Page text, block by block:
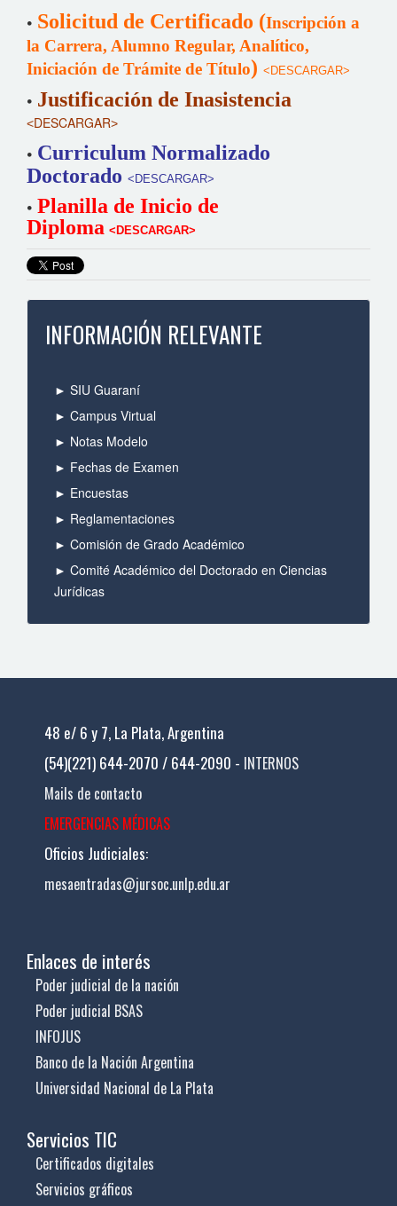
• Solicitud de Certificado (Inscripción a
la Carrera, Alumno Regular, Analítico,
Iniciación de Trámite de Título) ˂DESCARGAR˃
• Justificación de Inasistencia
˂DESCARGAR˃
• Curriculum Normalizado
Doctorado ˂DESCARGAR˃
• Planilla de Inicio de
Diploma ˂DESCARGAR˃
INFORMACIÓN RELEVANTE
► SIU Guaraní
► Campus Virtual
► Notas Modelo
► Fechas de Examen
► Encuestas
► Reglamentaciones
► Comisión de Grado Académico
► Comité Académico del Doctorado en Ciencias
Jurídicas
48 e/ 6 y 7, La Plata, Argentina
(54)(221) 644-2070 / 644-2090 - INTERNOS
Mails de contacto
EMERGENCIAS MÉDICAS
Oficios Judiciales:
mesaentradas@jursoc.unlp.edu.ar
Enlaces de interés
Poder judicial de la nación
Poder judicial BSAS
INFOJUS
Banco de la Nación Argentina
Universidad Nacional de La Plata
Servicios TIC
Certificados digitales
Servicios gráficos